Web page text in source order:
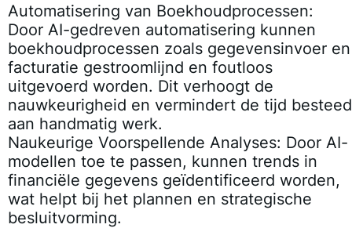
Automatisering van Boekhoudprocessen:
Door AI-gedreven automatisering kunnen
boekhoudprocessen zoals gegevensinvoer en
facturatie gestroomlijnd en foutloos
uitgevoerd worden. Dit verhoogt de
nauwkeurigheid en vermindert de tijd besteed
aan handmatig werk.
Naukeurige Voorspellende Analyses: Door AI-
modellen toe te passen, kunnen trends in
financiële gegevens geïdentificeerd worden,
wat helpt bij het plannen en strategische
besluitvorming.